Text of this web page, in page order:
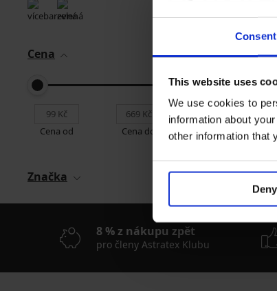
Consent
This website uses
We use cookies to
information about
other information that
Deny
Cena
Cena od Cena do
Značka
Funkční
Sleva
221 Kč 369 Kč
Ysabel Mora
8 % z nákupu zpět
pro členy Astratex Klubu